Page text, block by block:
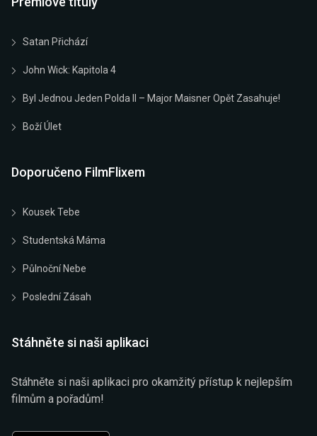
Satan Přichází
John Wick: Kapitola 4
Byl Jednou Jeden Polda II – Major Maisner Opět Zasahuje!
Boží Úlet
Doporučeno FilmFlixem
Kousek Tebe
Studentská Máma
Půlnoční Nebe
Poslední Zásah
Stáhněte si naši aplikaci
Stáhněte si naši aplikaci pro okamžitý přístup k nejlepším
filmům a pořadům!